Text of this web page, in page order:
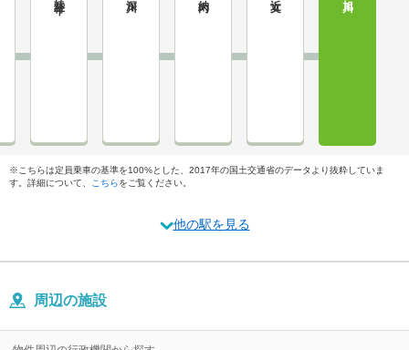
※こちらは定員乗車の基準を100%とした、2017年の国土交通省のデータより抜粋していま
す。詳細について、
こちらをご覧ください。
他の駅を見る
周辺の施設